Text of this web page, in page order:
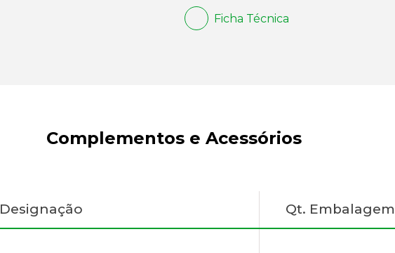
Ficha Técnica
Complementos e Acessórios
Designação Qt. Embalagem